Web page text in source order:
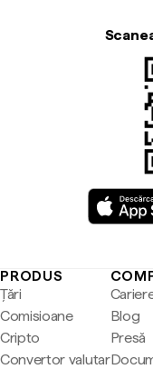
PRODUS
Țări
Comisioane
Cripto
Convertor valutar
Blog
Presă